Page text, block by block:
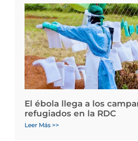
El ébola llega a los
refugiados en la RDC
Leer Más >>